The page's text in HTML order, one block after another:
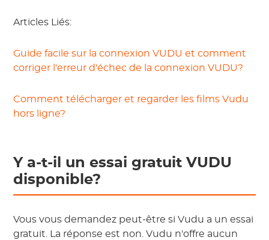
Articles Liés:
Guide facile sur la connexion VUDU et comment
corriger l'erreur d'échec de la connexion VUDU?
Comment télécharger et regarder les films Vudu
hors ligne?
Y a-t-il un essai gratuit VUDU
disponible?
Vous vous demandez peut-être si Vudu a un essai
gratuit. La réponse est non. Vudu n'offre aucun